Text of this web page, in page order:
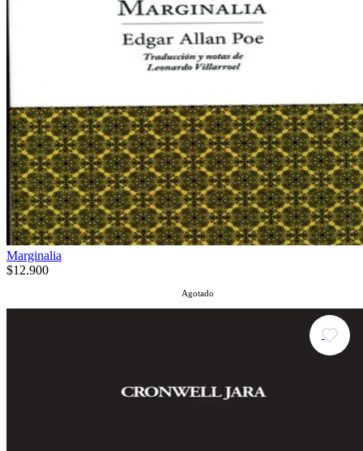
Marginalia
$12.900
Agotado